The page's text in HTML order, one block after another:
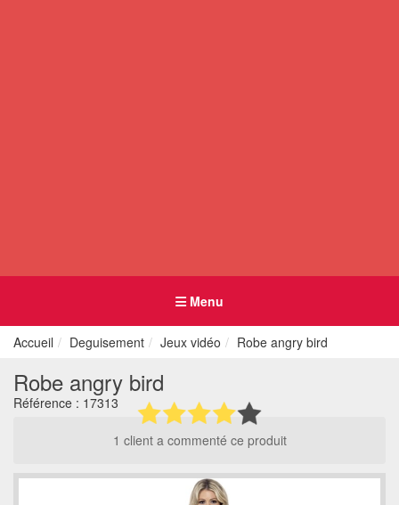
Menu
Accueil Deguisement Jeux vidéo Robe angry bird
Robe angry bird
Référence : 17313
1 client a commenté ce produit